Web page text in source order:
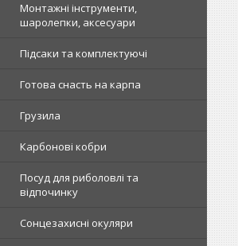
Монтажні інструменти,
шаролепки, аксесуари
Підсаки та комплектуючі
Готова снасть на карпа
Грузила
Карбонові кобри
Посуд для риболовлі та
відпочинку
Сонцезахисні окуляри